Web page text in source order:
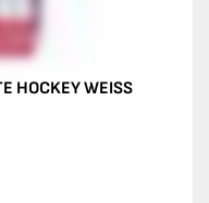
HOCKEY WEISS